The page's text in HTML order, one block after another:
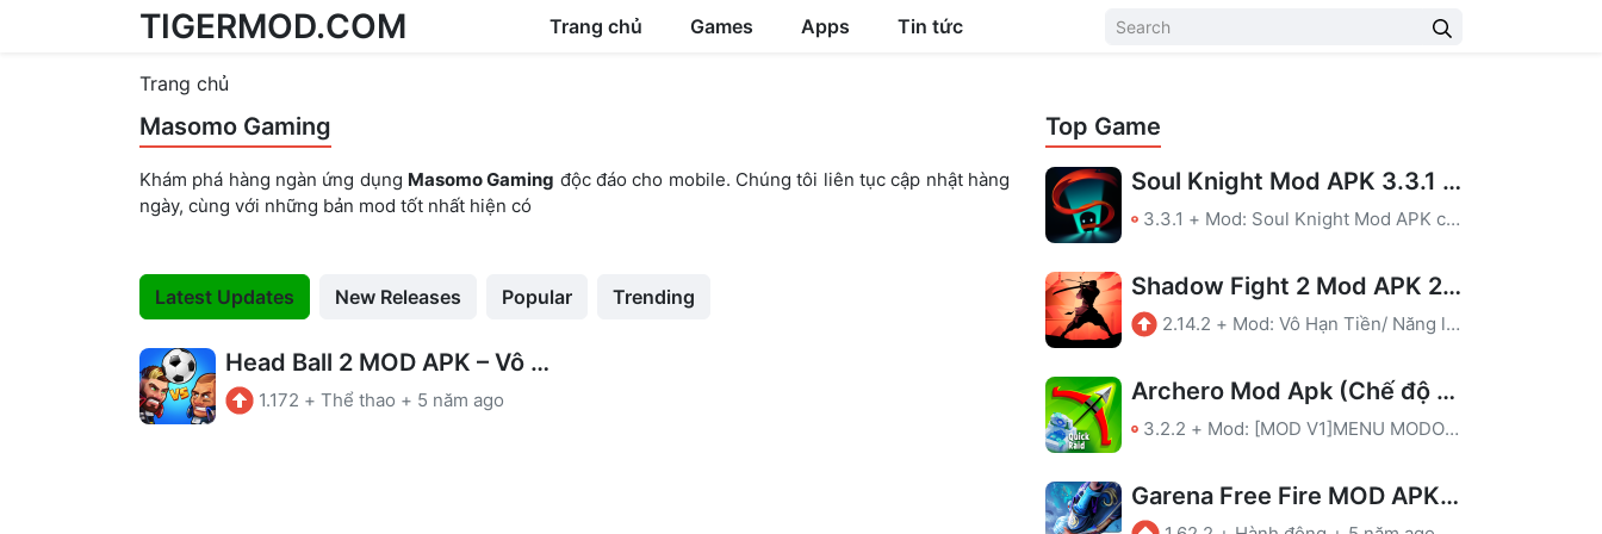
TIGERMOD.COM Trang chủ Games Apps Tin tức
Trang chủ
Masomo Gaming
Khám phá hàng ngàn ứng dụng Masomo Gaming độc đáo cho mobile. Chúng tôi liên tục cập nhật hàng
ngày, cùng với những bản mod tốt nhất hiện có
Latest Updates New Releases Popular Trending
Head Ball 2 MOD APK – Vô hạn tiền
1.172 + Thể thao + 5 năm ago
Top Game
Soul Knight Mod APK 3.3.1 (Tiền, Menu, Bất Tử, Mana, Hồi Chiêu)
3.3.1 + Mod: Soul Knight Mod APK có các chức năng thú vị sau: Tiền, Menu, Bất Tử, Mana, Hồi Chiêu. Tha hồ khám phá và giải trí vô tận.
Shadow Fight 2 Mod APK 2.14.2 (Vô Hạn Tiền)
2.14.2 + Mod: Vô Hạn Tiền/ Năng lượng
Archero Mod Apk (Chế độ thần, Sát thương cao)
3.2.2 + Mod: [MOD V1]MENU MODOne hit killGod modeShoot through the wall[MOD V2]MENU MODOne hit killGod mode
Garena Free Fire MOD APK – Mod tự ngắm